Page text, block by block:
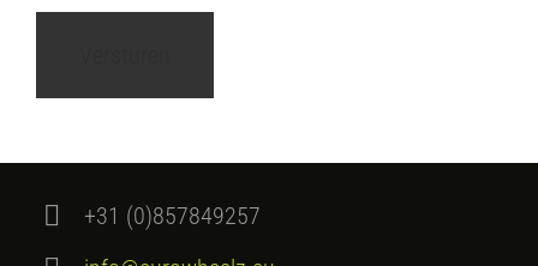
+31 (0)857849257